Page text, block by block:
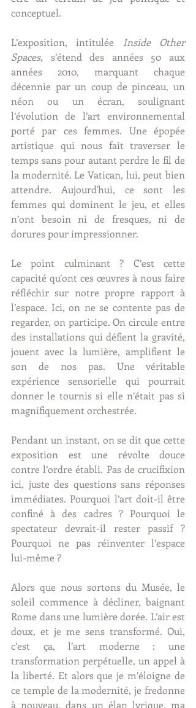
conceptuel.
L’exposition, intitulée
Inside Other
Spaces, s’étend des années 50 aux
années 2010, marquant chaque
décennie par un coup de pinceau, un
néon ou un écran, soulignant
l’évolution de l’art environnemental
porté par ces femmes. Une épopée
artistique qui nous fait traverser le
temps sans pour autant perdre le fil de
la modernité. Le Vatican, lui, peut bien
attendre. Aujourd'hui, ce sont les
femmes qui dominent le jeu, et elles
n’ont besoin ni de fresques, ni de
dorures pour impressionner.
Le point culminant ? C’est cette
capacité qu’ont ces œuvres à nous faire
réfléchir sur notre propre rapport à
l’espace. Ici, on ne se contente pas de
regarder, on participe. On circule entre
des installations qui défient la gravité,
jouent avec la lumière, amplifient le
son de nos pas. Une véritable
expérience sensorielle qui pourrait
donner le tournis si elle n’était pas si
magnifiquement orchestrée.
Pendant un instant, on se dit que cette
exposition est une révolte douce
contre l’ordre établi. Pas de crucifixion
ici, juste des questions sans réponses
immédiates. Pourquoi l’art doit-il être
confiné à des cadres ? Pourquoi le
spectateur devrait-il rester passif ?
Pourquoi ne pas réinventer l’espace
lui-même ?
Alors que nous sortons du Musée, le
soleil commence à décliner, baignant
Rome dans une lumière dorée. L’air est
doux, et je me sens transformé. Oui,
c’est ça, l’art moderne : une
transformation perpétuelle, un appel à
la liberté. Et alors que je m’éloigne de
ce temple de la modernité, je fredonne
à nouveau, dans un élan lyrique, ma